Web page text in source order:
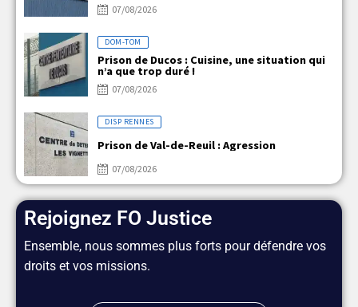
07/08/2026
DOM-TOM
Prison de Ducos : Cuisine, une situation qui
n’a que trop duré !
07/08/2026
DISP RENNES
Prison de Val-de-Reuil : Agression
07/08/2026
Rejoignez FO Justice
Ensemble, nous sommes plus forts pour défendre vos
droits et vos missions.